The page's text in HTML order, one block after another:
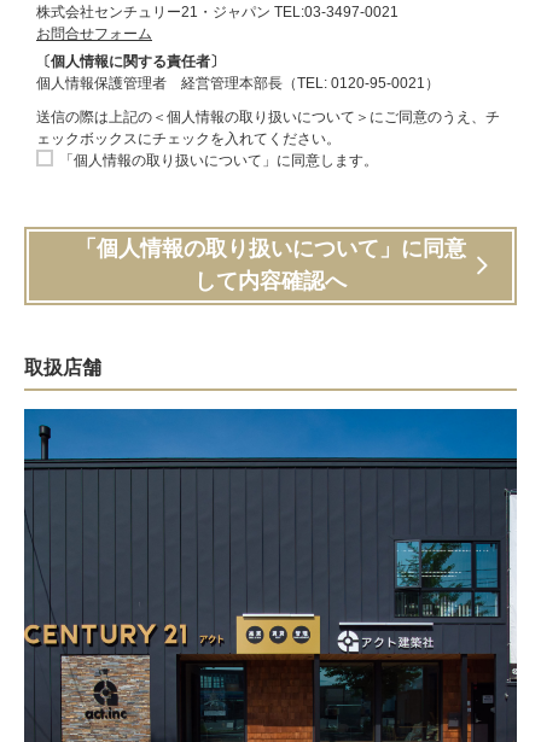
株式会社センチュリー21・ジャパン TEL:03-3497-0021
お問合せフォーム
〔個人情報に関する責任者〕
個人情報保護管理者 経営管理本部長（TEL: 0120-95-0021）
送信の際は上記の＜個人情報の取り扱いについて＞にご同意のうえ、チ
ェックボックスにチェックを入れてください。
「個人情報の取り扱いについて」に同意します。
「個人情報の取り扱いについて」に同意
して内容確認へ
取扱店舗